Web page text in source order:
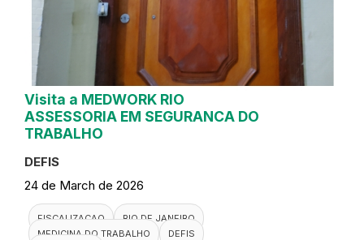
Visita a MEDWORK RIO
ASSESSORIA EM SEGURANCA DO
TRABALHO
DEFIS
24 de March de 2026
FISCALIZACAO
RIO DE JANEIRO
MEDICINA DO TRABALHO
DEFIS